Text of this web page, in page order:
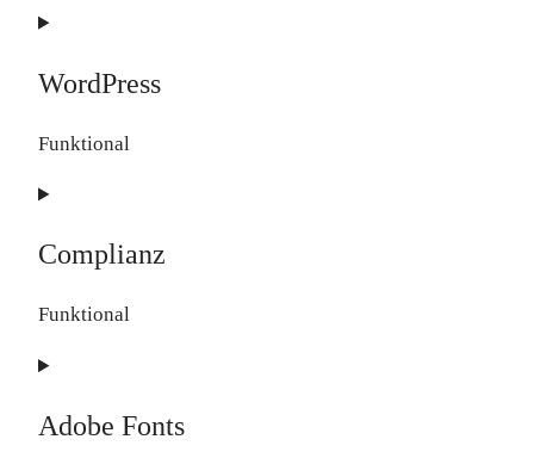
WordPress
Funktional
Consent
service
Complianz
Funktional
Consent
service
Adobe Fonts